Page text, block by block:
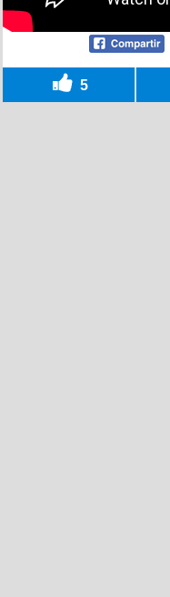
5